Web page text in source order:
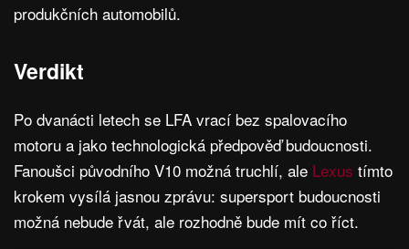
produkčních automobilů.
Verdikt
Po dvanácti letech se LFA vrací bez spalovacího
motoru a jako technologická předpověď budoucnosti.
Fanoušci původního V10 možná truchlí, ale Lexus tímto
krokem vysílá jasnou zprávu: supersport budoucnosti
možná nebude řvát, ale rozhodně bude mít co říct.